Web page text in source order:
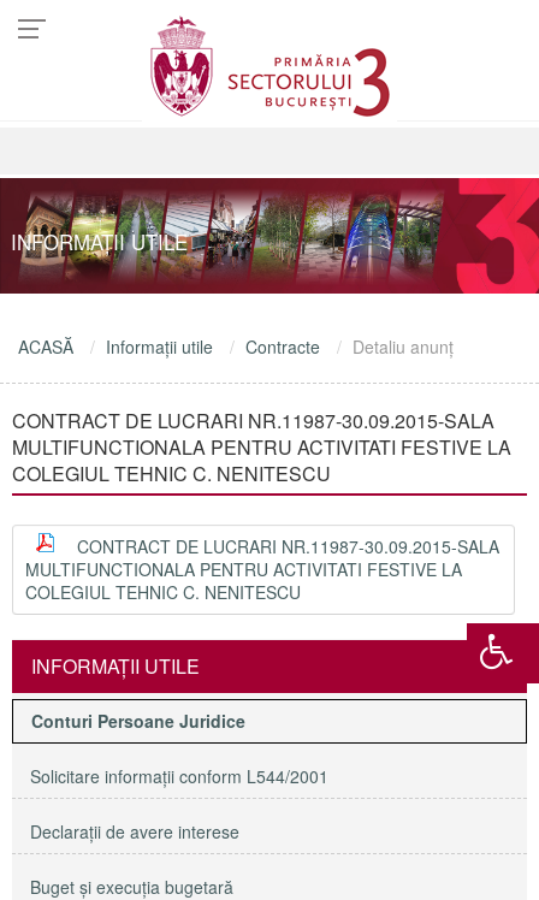
INFORMAŢII UTILE
ACASĂ Informaţii utile Contracte Detaliu anunţ
CONTRACT DE LUCRARI NR.11987-30.09.2015-SALA
MULTIFUNCTIONALA PENTRU ACTIVITATI FESTIVE LA
COLEGIUL TEHNIC C. NENITESCU
CONTRACT DE LUCRARI NR.11987-30.09.2015-SALA
MULTIFUNCTIONALA PENTRU ACTIVITATI FESTIVE LA
COLEGIUL TEHNIC C. NENITESCU
INFORMAŢII UTILE
Conturi Persoane Juridice
Solicitare informaţii conform L544/2001
Declaraţii de avere interese
Buget şi execuţia bugetară